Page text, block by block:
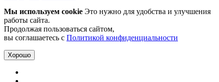
Мы используем cookie Это нужно для удобства и улучшения
работы сайта.
Продолжая пользоваться сайтом,
вы соглашаетесь с Политикой конфиденциальности
Хорошо